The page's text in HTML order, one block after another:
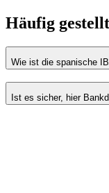
Häufig
Wie ist die spanische
Ist es sicher, hier